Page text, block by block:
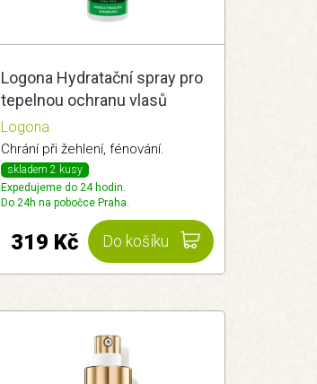
Logona Hydratační spray pro
tepelnou ochranu vlasů
150ml Logona
Logona
Chrání při žehlení, fénování.
skladem 2 kusy
Expedujeme do 24 hodin.
Do 24h na pobočce Praha.
Do košíku
319 Kč